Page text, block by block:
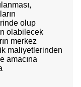
olup
olabilecek
merkez
maliyetlerinden
amacına